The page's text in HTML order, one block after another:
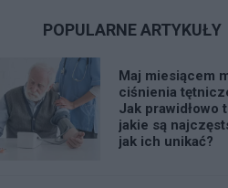
POPULARNE ARTYKUŁY
Maj miesiącem
ciśnienia
Jak prawidłowo
jakie są
jak ich unikać?